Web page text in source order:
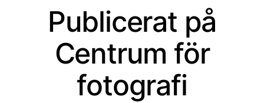
Publicerat på
Centrum för
fotografi